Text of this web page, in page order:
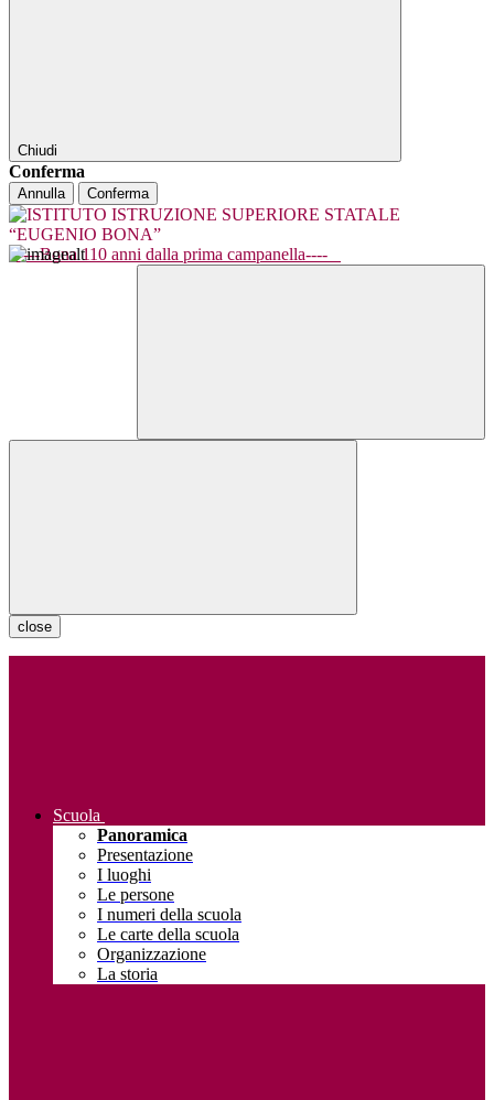
Chiudi
Conferma
Annulla Conferma
----Bona 110 anni dalla prima campanella----
close
Scuola
Panoramica
Presentazione
I luoghi
Le persone
I numeri della scuola
Le carte della scuola
Organizzazione
La storia